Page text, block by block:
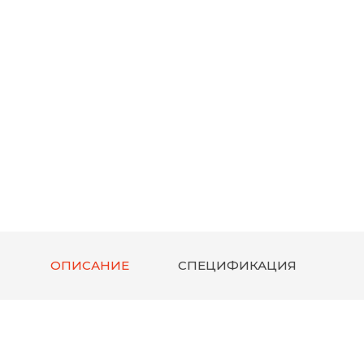
ОПИСАНИЕ СПЕЦИФИКАЦИЯ